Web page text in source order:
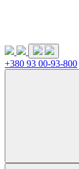
+380 93 00-93-800